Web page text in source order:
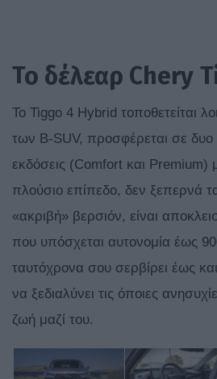
Το δέλεαρ Chery
Το Tiggo 4 Hybrid τοποθετείται
των B-SUV, προσφέρεται σε δυο
εκδόσεις (Comfort και Premium)
πλούσιο επίπεδο, δεν ξεπερνά
«ακριβή» βερσιόν, είναι
που υπόσχεται αυτονομία έως
ταυτόχρονα σου σερβίρει έως
να ξεδιαλύνει τις όποιες
ζωή μαζί του.